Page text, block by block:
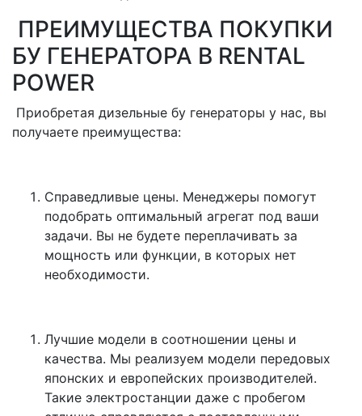
ПРЕИМУЩЕСТВА ПОКУПКИ
БУ ГЕНЕРАТОРА В RENTAL
POWER
Приобретая дизельные бу генераторы у нас, вы
получаете преимущества:
Справедливые цены. Менеджеры помогут
подобрать оптимальный агрегат под ваши
задачи. Вы не будете переплачивать за
мощность или функции, в которых нет
необходимости.
Лучшие модели в соотношении цены и
качества. Мы реализуем модели передовых
японских и европейских производителей.
Такие электростанции даже с пробегом